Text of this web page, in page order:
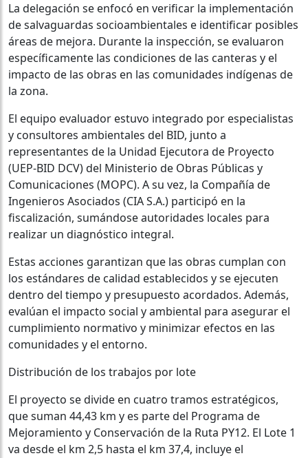
La delegación se enfocó en verificar la implementación
de salvaguardas socioambientales e identificar posibles
áreas de mejora. Durante la inspección, se evaluaron
específicamente las condiciones de las canteras y el
impacto de las obras en las comunidades indígenas de
la zona.
El equipo evaluador estuvo integrado por especialistas
y consultores ambientales del BID, junto a
representantes de la Unidad Ejecutora de Proyecto
(UEP-BID DCV) del Ministerio de Obras Públicas y
Comunicaciones (MOPC). A su vez, la Compañía de
Ingenieros Asociados (CIA S.A.) participó en la
fiscalización, sumándose autoridades locales para
realizar un diagnóstico integral.
Estas acciones garantizan que las obras cumplan con
los estándares de calidad establecidos y se ejecuten
dentro del tiempo y presupuesto acordados. Además,
evalúan el impacto social y ambiental para asegurar el
cumplimiento normativo y minimizar efectos en las
comunidades y el entorno.
Distribución de los trabajos por lote
El proyecto se divide en cuatro tramos estratégicos,
que suman 44,43 km y es parte del Programa de
Mejoramiento y Conservación de la Ruta PY12. El Lote 1
va desde el km 2,5 hasta el km 37,4, incluye el